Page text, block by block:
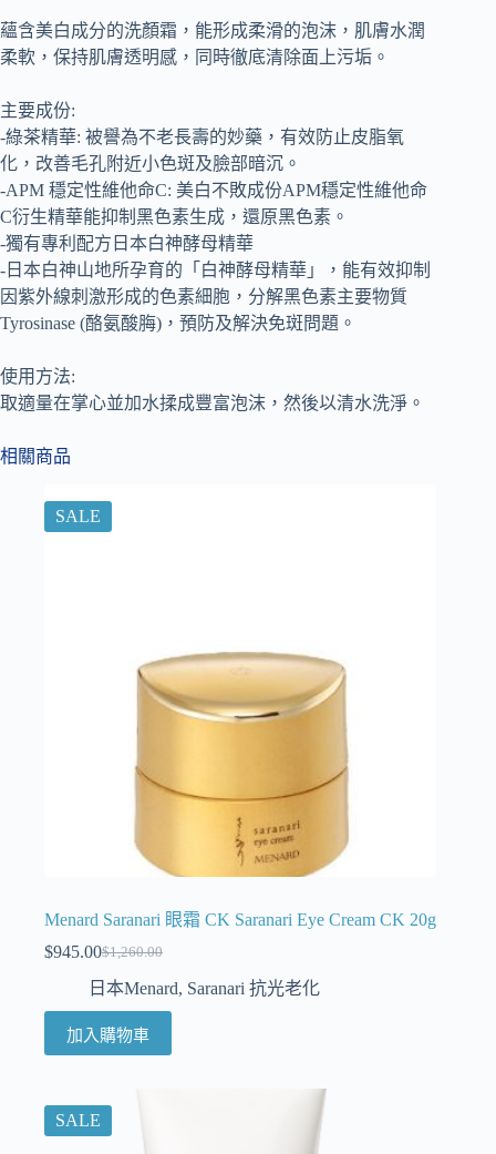
蘊含美白成分的洗顏霜，能形成柔滑的泡沫，肌膚水潤
柔軟，保持肌膚透明感，同時徹底清除面上污垢。
主要成份:
-綠茶精華: 被譽為不老長壽的妙藥，有效防止皮脂氧
化，改善毛孔附近小色斑及臉部暗沉。
-APM 穩定性維他命C: 美白不敗成份APM穩定性維他命
C衍生精華能抑制黑色素生成，還原黑色素。
-獨有專利配方日本白神酵母精華
-日本白神山地所孕育的「白神酵母精華」，能有效抑制
因紫外線刺激形成的色素細胞，分解黑色素主要物質
Tyrosinase (酪氨酸脢)，預防及解決免斑問題。
使用方法:
取適量在掌心並加水揉成豐富泡沫，然後以清水洗淨。
相關商品
SALE
Menard Saranari 眼霜 CK Saranari Eye Cream CK 20g
$1,260.00
$945.00
日本Menard, Saranari 抗光老化
加入購物車
SALE